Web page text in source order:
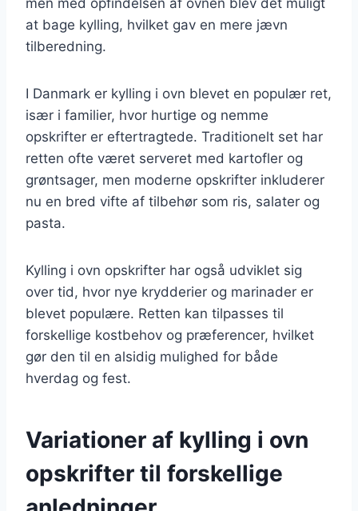
at bage kylling, hvilket gav en mere jævn
tilberedning.
I Danmark er kylling i ovn blevet en populær ret,
især i familier, hvor hurtige og nemme
opskrifter er eftertragtede. Traditionelt set har
retten ofte været serveret med kartofler og
grøntsager, men moderne opskrifter inkluderer
nu en bred vifte af tilbehør som ris, salater og
pasta.
Kylling i ovn opskrifter har også udviklet sig
over tid, hvor nye krydderier og marinader er
blevet populære. Retten kan tilpasses til
forskellige kostbehov og præferencer, hvilket
gør den til en alsidig mulighed for både
hverdag og fest.
Variationer af kylling i ovn
opskrifter til forskellige